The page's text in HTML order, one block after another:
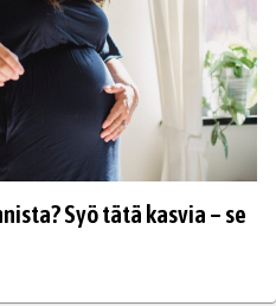
Syö tätä kasvia – se